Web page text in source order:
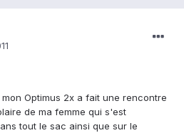
Optimus 2x a fait une rencontre
de ma femme qui s'est
tout le sac ainsi que sur le